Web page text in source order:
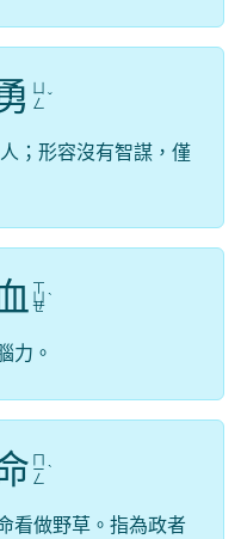
ㄥ ˇ
；形容沒有智謀，僅
ㄩ
ㄝ
ˋ
力。
ㄧ
ㄥ
ˋ
看做野草。指為政者